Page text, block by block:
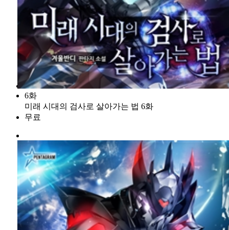
6화
미래 시대의 검사로 살아가는 법 6화
무료